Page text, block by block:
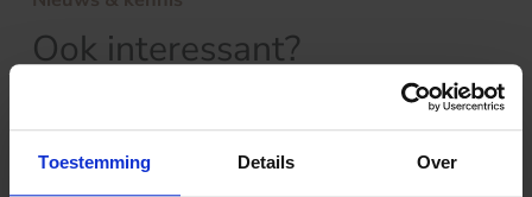
Toestemming Details Over
Ook interessant?